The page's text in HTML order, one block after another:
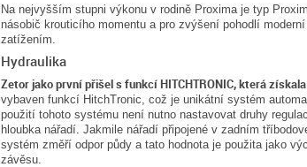
Na nejvyšším stupni výkonu v rodině Proxima je typ
násobič krouticího momentu a pro zvýšení pohodlí
zatížením.
Hydraulika
Zetor jako první přišel s funkcí HITCHTRONIC, která
vybaven funkcí HitchTronic, což je unikátní systém
použití tohoto systému není nutno nastavovat druhy
hloubka nářadí. Jakmile nářadí připojené v zadním
systém změří odpor půdy a tato hodnota je použita jako
závěsu.